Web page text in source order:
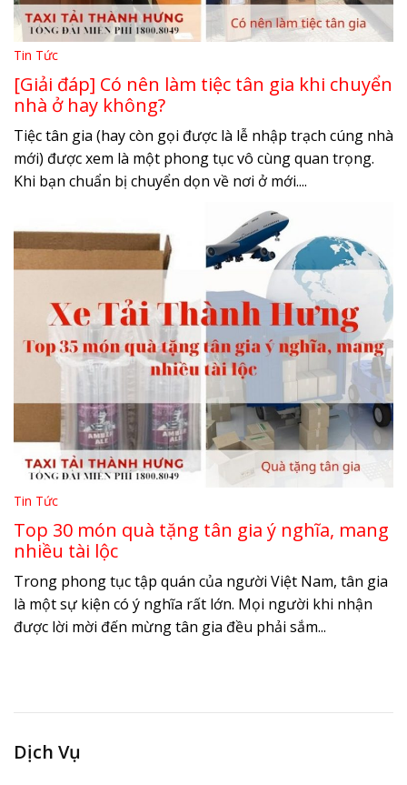
Dịch Vụ
Tin Tức
[Giải đáp] Có nên làm tiệc tân gia khi chuyển
nhà ở hay không?
Tiệc tân gia (hay còn gọi được là lễ nhập trạch cúng nhà
mới) được xem là một phong tục vô cùng quan trọng.
Khi bạn chuẩn bị chuyển dọn về nơi ở mới....
Tin Tức
Top 30 món quà tặng tân gia ý nghĩa, mang
nhiều tài lộc
Trong phong tục tập quán của người Việt Nam, tân gia
là một sự kiện có ý nghĩa rất lớn. Mọi người khi nhận
được lời mời đến mừng tân gia đều phải sắm...